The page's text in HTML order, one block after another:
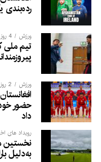
رده‌بندی
ورزش 4 روز ago
تیم ملی
ورزش 2 روز ago
داد
رویداد های
نخستین
به‌دلیل